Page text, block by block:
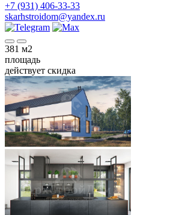
+7 (931) 406-33-33
skarhstroidom@yandex.ru
381 м2
площадь
действует скидка